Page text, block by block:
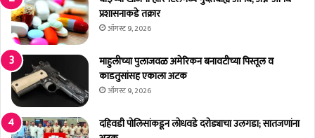
क्षा
श
यि
ता
व
र
गु
न्हा
दा
ख
प्रशासनाकडे तक्रार
ऑगस्ट 9, 2026
माहुलीच्या पुलाजवळ अमेरिकन बनावटीच्या पिस्तूल व
काडतुसांसह एकाला अटक
ऑगस्ट 9, 2026
दहिवडी पोलिसांकडून लोधवडे दरोड्याचा उलगडा; सातजणांना